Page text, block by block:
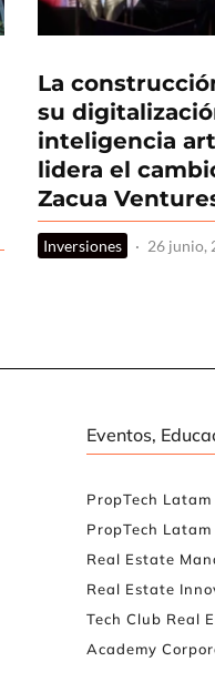
La
su
inteligencia
lidera el
Zacua
Inversiones · 26 junio,
Eventos,
PropTech Latam
PropTech
Real Estate
Real Estate
Tech Club Real
Academy